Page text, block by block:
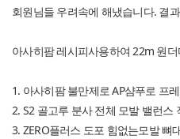
회원님들 우려속에 해냈습니다. 결
아사히팜 레시피사용하여 22m 원
1. 아사히팜 불만제로 AP샴푸로 프
2. S2 골고루 분사 전체 모발 밸런스
3. ZERO플러스 도포 힘없는모발 뼈